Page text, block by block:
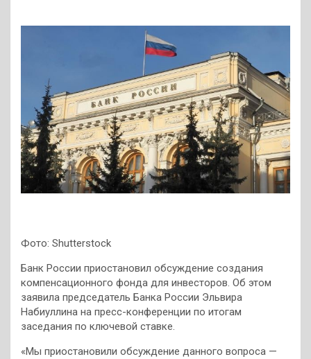
Фото: Shutterstock
Банк России приостановил обсуждение создания
компенсационного фонда для инвесторов. Об этом
заявила председатель Банка России Эльвира
Набиуллина на пресс-конференции по итогам
заседания по ключевой ставке.
«Мы приостановили обсуждение данного вопроса —